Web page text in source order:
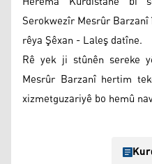
Serokwezîr Mesrûr
rêya Şêxan - Laleş datîne.
Rê yek ji stûnên sereke
Mesrûr Barzanî hertim
xizmetguzariyê bo hemû